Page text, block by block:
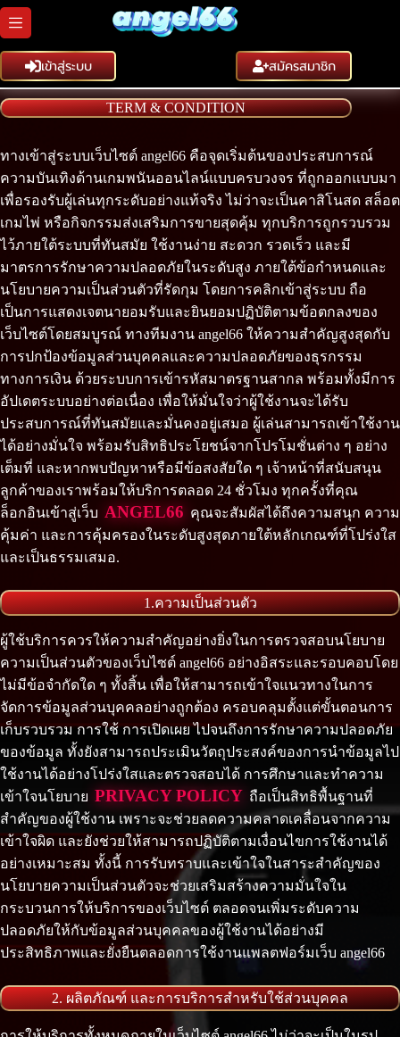
Skip
to
content
เข้าสู่ระบบ สมัครสมาชิก
TERM & CONDITION
ทางเข้าสู่ระบบเว็บไซต์ angel66 คือจุดเริ่มต้นของประสบการณ์
ความบันเทิงด้านเกมพนันออนไลน์แบบครบวงจร ที่ถูกออกแบบมา
เพื่อรองรับผู้เล่นทุกระดับอย่างแท้จริง ไม่ว่าจะเป็นคาสิโนสด สล็อต
เกมไพ่ หรือกิจกรรมส่งเสริมการขายสุดคุ้ม ทุกบริการถูกรวบรวม
ไว้ภายใต้ระบบที่ทันสมัย ใช้งานง่าย สะดวก รวดเร็ว และมี
มาตรการรักษาความปลอดภัยในระดับสูง ภายใต้ข้อกำหนดและ
นโยบายความเป็นส่วนตัวที่รัดกุม โดยการคลิกเข้าสู่ระบบ ถือ
เป็นการแสดงเจตนายอมรับและยินยอมปฏิบัติตามข้อตกลงของ
เว็บไซต์โดยสมบูรณ์ ทางทีมงาน angel66 ให้ความสำคัญสูงสุดกับ
การปกป้องข้อมูลส่วนบุคคลและความปลอดภัยของธุรกรรม
ทางการเงิน ด้วยระบบการเข้ารหัสมาตรฐานสากล พร้อมทั้งมีการ
อัปเดตระบบอย่างต่อเนื่อง เพื่อให้มั่นใจว่าผู้ใช้งานจะได้รับ
ประสบการณ์ที่ทันสมัยและมั่นคงอยู่เสมอ ผู้เล่นสามารถเข้าใช้งาน
ได้อย่างมั่นใจ พร้อมรับสิทธิประโยชน์จากโปรโมชั่นต่าง ๆ อย่าง
เต็มที่ และหากพบปัญหาหรือมีข้อสงสัยใด ๆ เจ้าหน้าที่สนับสนุน
ลูกค้าของเราพร้อมให้บริการตลอด 24 ชั่วโมง ทุกครั้งที่คุณ
ล็อกอินเข้าสู่เว็บ ANGEL66 คุณจะสัมผัสได้ถึงความสนุก ความ
คุ้มค่า และการคุ้มครองในระดับสูงสุดภายใต้หลักเกณฑ์ที่โปร่งใส
และเป็นธรรมเสมอ.
1.ความเป็นส่วนตัว
ผู้ใช้บริการควรให้ความสำคัญอย่างยิ่งในการตรวจสอบนโยบาย
ความเป็นส่วนตัวของเว็บไซต์ angel66 อย่างอิสระและรอบคอบโดย
ไม่มีข้อจำกัดใด ๆ ทั้งสิ้น เพื่อให้สามารถเข้าใจแนวทางในการ
จัดการข้อมูลส่วนบุคคลอย่างถูกต้อง ครอบคลุมตั้งแต่ขั้นตอนการ
เก็บรวบรวม การใช้ การเปิดเผย ไปจนถึงการรักษาความปลอดภัย
ของข้อมูล ทั้งยังสามารถประเมินวัตถุประสงค์ของการนำข้อมูลไป
ใช้งานได้อย่างโปร่งใสและตรวจสอบได้ การศึกษาและทำความ
เข้าใจนโยบาย PRIVACY POLICY ถือเป็นสิทธิพื้นฐานที่
สำคัญของผู้ใช้งาน เพราะจะช่วยลดความคลาดเคลื่อนจากความ
เข้าใจผิด และยังช่วยให้สามารถปฏิบัติตามเงื่อนไขการใช้งานได้
อย่างเหมาะสม ทั้งนี้ การรับทราบและเข้าใจในสาระสำคัญของ
นโยบายความเป็นส่วนตัวจะช่วยเสริมสร้างความมั่นใจใน
กระบวนการให้บริการของเว็บไซต์ ตลอดจนเพิ่มระดับความ
ปลอดภัยให้กับข้อมูลส่วนบุคคลของผู้ใช้งานได้อย่างมี
ประสิทธิภาพและยั่งยืนตลอดการใช้งานแพลตฟอร์มเว็บ angel66
2. ผลิตภัณฑ์ และการบริการสำหรับใช้ส่วนบุคคล